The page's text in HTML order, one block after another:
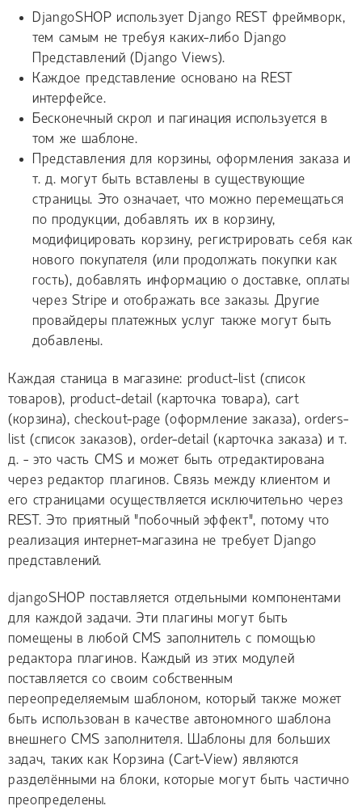
DjangoSHOP использует Django REST фреймворк,
тем самым не требуя каких-либо Django
Представлений (Django Views).
Каждое представление основано на REST
интерфейсе.
Бесконечный скрол и пагинация используется в
том же шаблоне.
Представления для корзины, оформления заказа и
т. д. могут быть вставлены в существующие
страницы. Это означает, что можно перемещаться
по продукции, добавлять их в корзину,
модифицировать корзину, регистрировать себя как
нового покупателя (или продолжать покупки как
гость), добавлять информацию о доставке, оплаты
через Stripe и отображать все заказы. Другие
провайдеры платежных услуг также могут быть
добавлены.
Каждая станица в магазине: product-list (список
товаров), product-detail (карточка товара), cart
(корзина), checkout-page (оформление заказа), orders-
list (список заказов), order-detail (карточка заказа) и т.
д. - это часть CMS и может быть отредактирована
через редактор плагинов. Связь между клиентом и
его страницами осуществляется исключительно через
REST. Это приятный "побочный эффект", потому что
реализация интернет-магазина не требует Django
представлений.
djangoSHOP поставляется отдельными компонентами
для каждой задачи. Эти плагины могут быть
помещены в любой CMS заполнитель с помощью
редактора плагинов. Каждый из этих модулей
поставляется со своим собственным
переопределяемым шаблоном, который также может
быть использован в качестве автономного шаблона
внешнего CMS заполнителя. Шаблоны для больших
задач, таких как Корзина (Cart-View) являются
разделёнными на блоки, которые могут быть частично
преопределены.